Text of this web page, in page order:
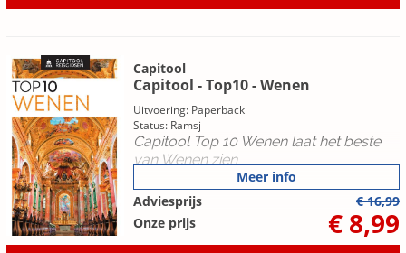
Capitool
Capitool - Top10 - Wenen
Uitvoering: Paperback
Status: Ramsj
Capitool Top 10 Wenen laat het beste
van Wenen zien
Meer info
Adviesprijs
€ 16,99
Onze prijs
€ 8,99